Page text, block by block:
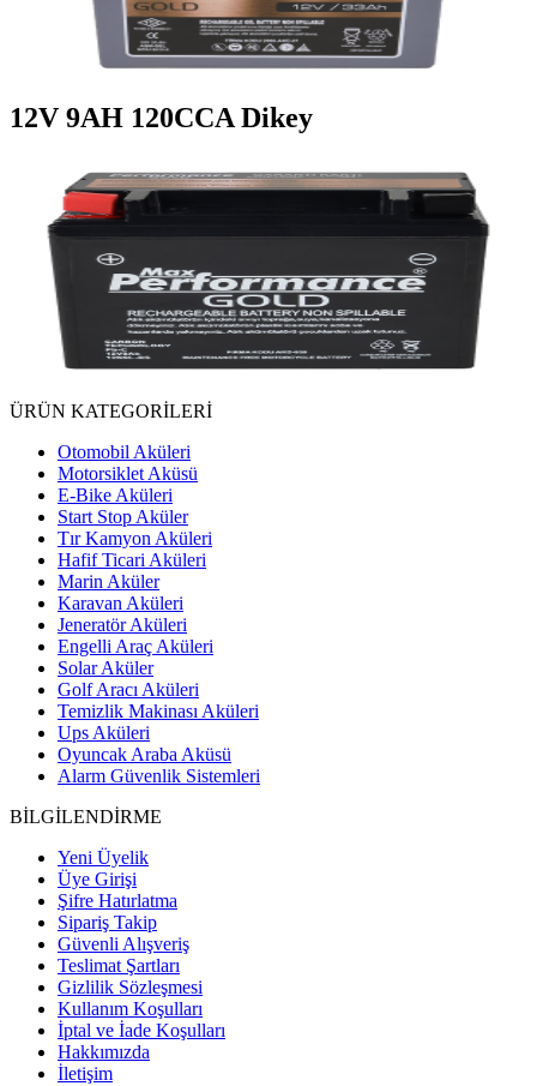
12V 9AH 120CCA Dikey
ÜRÜN KATEGORİLERİ
Otomobil Aküleri
Motorsiklet Aküsü
E-Bike Aküleri
Start Stop Aküler
Tır Kamyon Aküleri
Hafif Ticari Aküleri
Marin Aküler
Karavan Aküleri
Jeneratör Aküleri
Engelli Araç Aküleri
Solar Aküler
Golf Aracı Aküleri
Temizlik Makinası Aküleri
Ups Aküleri
Oyuncak Araba Aküsü
Alarm Güvenlik Sistemleri
BİLGİLENDİRME
Yeni Üyelik
Üye Girişi
Şifre Hatırlatma
Sipariş Takip
Güvenli Alışveriş
Teslimat Şartları
Gizlilik Sözleşmesi
Kullanım Koşulları
İptal ve İade Koşulları
Hakkımızda
İletişim